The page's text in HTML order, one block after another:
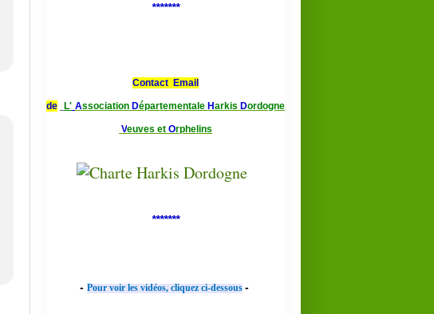
*******
Contact Email
de L' Association Départementale Harkis Dordogne
Veuves et Orphelins
*******
- Pour voir les vidéos, cliquez ci-dessous -